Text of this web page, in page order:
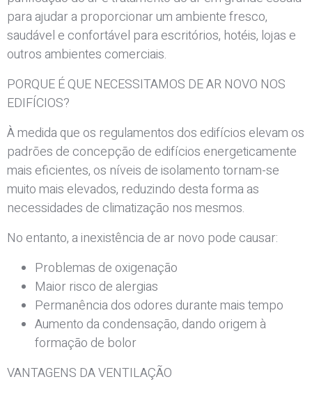
para ajudar a proporcionar um ambiente fresco,
saudável e confortável para escritórios, hotéis, lojas e
outros ambientes comerciais.
PORQUE É QUE NECESSITAMOS DE AR NOVO NOS
EDIFÍCIOS?
À medida que os regulamentos dos edifícios elevam os
padrões de concepção de edifícios energeticamente
mais eficientes, os níveis de isolamento tornam-se
muito mais elevados, reduzindo desta forma as
necessidades de climatização nos mesmos.
No entanto, a inexistência de ar novo pode causar:
Problemas de oxigenação
Maior risco de alergias
Permanência dos odores durante mais tempo
Aumento da condensação, dando origem à
formação de bolor
VANTAGENS DA VENTILAÇÃO